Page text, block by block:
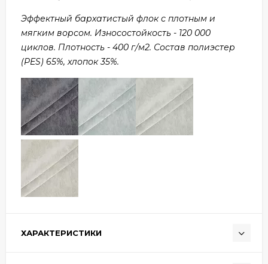
Эффектный бархатистый флок с плотным и
мягким ворсом. Износостойкость - 120 000
циклов. Плотность - 400 г/м2. Состав полиэстер
(PES) 65%, хлопок 35%.
ХАРАКТЕРИСТИКИ